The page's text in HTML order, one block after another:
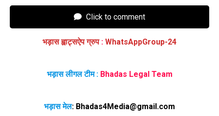
Click to comment
भड़ास ह्वाट्सऐप ग्रुप : WhatsAppGroup-24
भड़ास लीगल टीम : Bhadas Legal Team
भड़ास मेल: Bhadas4Media@gmail.com